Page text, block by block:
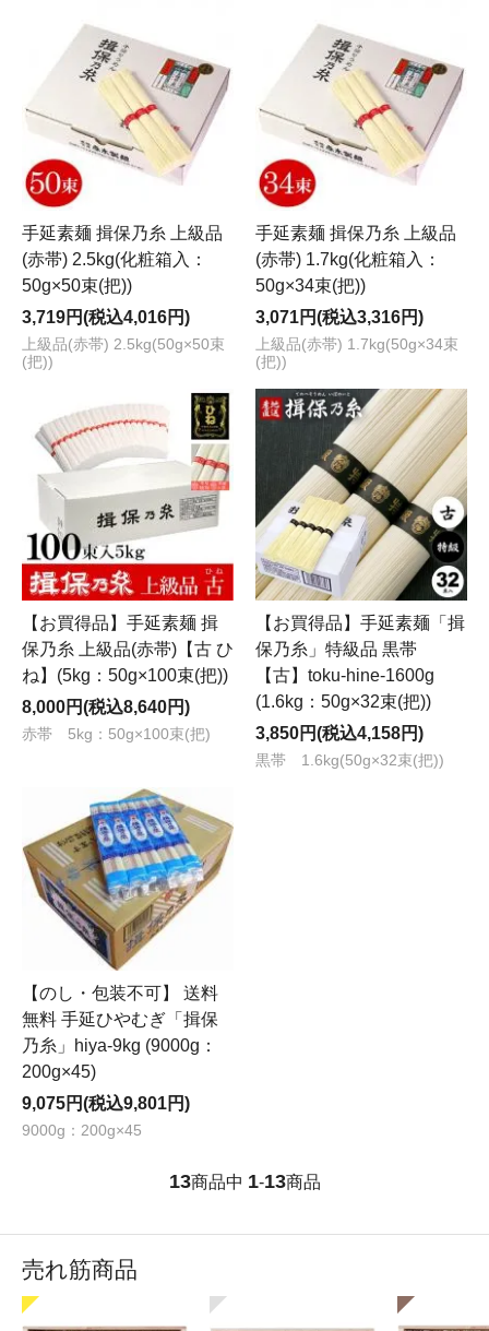
手延素麺 揖保乃糸 上級品
(赤帯) 2.5kg(化粧箱入：
50g×50束(把))
3,719円(税込4,016円)
上級品(赤帯) 2.5kg(50g×50束
(把))
手延素麺 揖保乃糸 上級品
(赤帯) 1.7kg(化粧箱入：
50g×34束(把))
3,071円(税込3,316円)
上級品(赤帯) 1.7kg(50g×34束
(把))
【お買得品】手延素麺 揖
保乃糸 上級品(赤帯)【古 ひ
ね】(5kg：50g×100束(把))
8,000円(税込8,640円)
赤帯 5kg：50g×100束(把)
【お買得品】手延素麺「揖
保乃糸」特級品 黒帯
【古】toku-hine-1600g
(1.6kg：50g×32束(把))
3,850円(税込4,158円)
黒帯 1.6kg(50g×32束(把))
【のし・包装不可】 送料
無料 手延ひやむぎ「揖保
乃糸」hiya-9kg (9000g：
200g×45)
9,075円(税込9,801円)
9000g：200g×45
13商品中 1-13商品
売れ筋商品